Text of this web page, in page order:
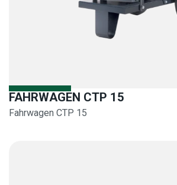
FAHRWAGEN CTP 15
Fahrwagen CTP 15